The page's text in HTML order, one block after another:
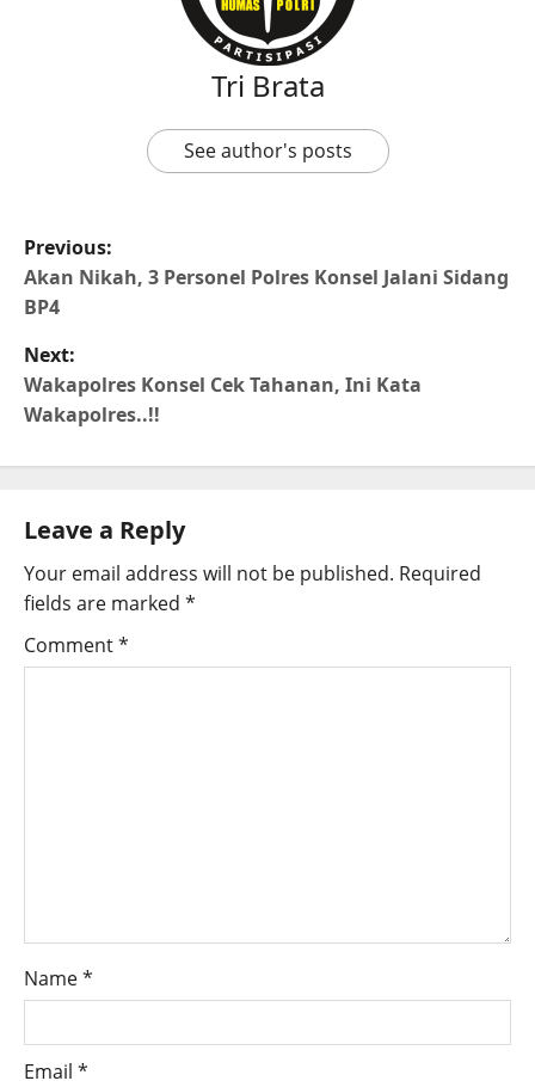
Tri Brata
See author's posts
Previous:
Akan Nikah, 3 Personel Polres Konsel Jalani Sidang
BP4
Next:
Wakapolres Konsel Cek Tahanan, Ini Kata
Wakapolres..!!
Leave a Reply
Your email address will not be published. Required
fields are marked *
Comment*
Name*
Email *